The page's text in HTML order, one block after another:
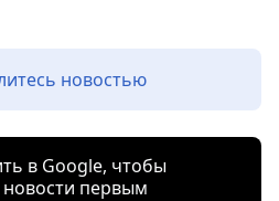
новостью
в Google, чтобы
новости первым